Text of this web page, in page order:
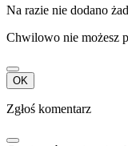
Na razie nie dodano
Chwilowo nie możesz
OK
Zgłoś komentarz